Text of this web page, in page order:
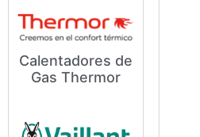
Calentadores de
Gas Thermor
Modelos y Precios de
Calentadores de Gas Thermor